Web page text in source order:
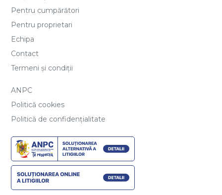
Pentru cumpărători
Pentru proprietari
Echipa
Contact
Termeni și condiții
ANPC
Politică cookies
Politică de confidențialitate